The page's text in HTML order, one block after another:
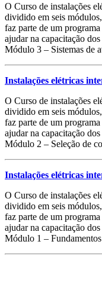
O Curso de instalações
dividido em seis
faz parte de um
ajudar na capacitação
Módulo 3 – Sistemas de
Instalações elétricas
O Curso de instalações
dividido em seis
faz parte de um
ajudar na capacitação
Módulo 2 – Seleção de
Instalações elétricas
O Curso de instalações
dividido em seis
faz parte de um
ajudar na capacitação
Módulo 1 –